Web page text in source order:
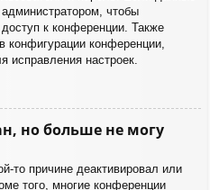
чтобы
к конференции. Также
конфигурации конференции,
исправления настроек.
но больше не могу
то причине деактивировал или
того, многие конференции